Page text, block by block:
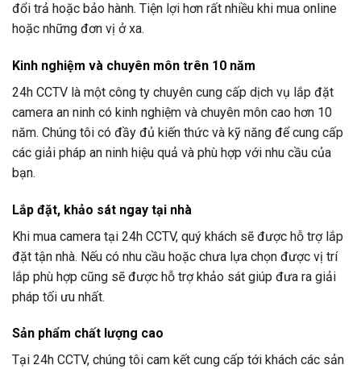
đổi trả hoặc bảo hành. Tiện lợi hơn rất nhiều khi mua online
hoặc những đơn vị ở xa.
Kinh nghiệm và chuyên môn trên 10 năm
24h CCTV là một công ty chuyên cung cấp dịch vụ lắp đặt
camera an ninh có kinh nghiệm và chuyên môn cao hơn 10
năm. Chúng tôi có đầy đủ kiến thức và kỹ năng để cung cấp
các giải pháp an ninh hiệu quả và phù hợp với nhu cầu của
bạn.
Lắp đặt, khảo sát ngay tại nhà
Khi mua camera tại 24h CCTV, quý khách sẽ được hỗ trợ lắp
đặt tận nhà. Nếu có nhu cầu hoặc chưa lựa chọn được vị trí
lắp phù hợp cũng sẽ được hỗ trợ khảo sát giúp đưa ra giải
pháp tối ưu nhất.
Sản phẩm chất lượng cao
Tại 24h CCTV, chúng tôi cam kết cung cấp tới khách các sản